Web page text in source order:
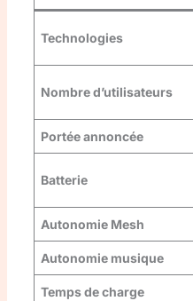
Technologies
Nombre d’utilisateurs
Portée annoncée
Batterie
Autonomie Mesh
Autonomie musique
Temps de charge